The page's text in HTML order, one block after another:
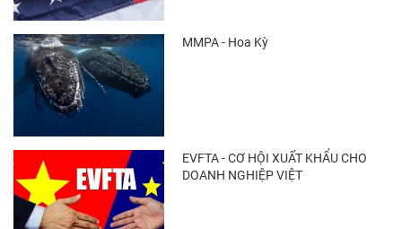
MMPA - Hoa Kỳ
EVFTA - CƠ HỘI XUẤT KHẨU CHO
DOANH NGHIỆP VIỆT